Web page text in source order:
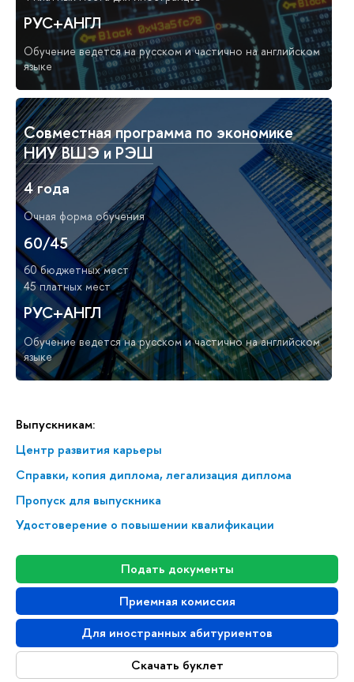
Выпускникам:
Центр развития карьеры
Справки, копия диплома, легализация диплома
Пропуск для выпускника
Удостоверение о повышении квалификации
Подать документы
Приемная комиссия
Для иностранных абитуриентов
Скачать буклет
РУС+АНГЛ
Обучение ведется на русском и частично на английском
языке
Совместная программа по экономике
НИУ ВШЭ и РЭШ
4 года
Очная форма обучения
60/45
60 бюджетных мест
45 платных мест
РУС+АНГЛ
Обучение ведется на русском и частично на английском
языке